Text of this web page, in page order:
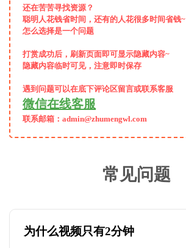
还在苦苦寻找资源？
聪明人花钱省时间，还有的人花很多时间省钱~
怎么选择是一个问题
打赏成功后， 刷新页面即可显示隐藏内容~
隐藏内容临时可见，注意即时保存
遇到问题可以在底下评论区留言或联系客服
微信在线客服
联系邮箱：admin@zhumengwl.com
常见问题
为什么视频只有2分钟